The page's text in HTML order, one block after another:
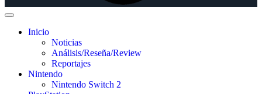
Inicio
Noticias
Análisis/Reseña/Review
Reportajes
Nintendo
Nintendo Switch 2